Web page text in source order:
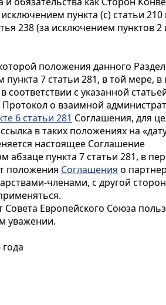
пункта (с) статьи
238 (за исключением пунктов 2
положения данного
пункта 7 статьи 281, в той
с указанной
Протокол о взаимной
6 статьи 281 Соглашения, для
в таких положениях на
настоящее Соглашение
абзаце пункта 7 статьи 281, в
положения Соглашения о
членами, с другой
Совета Европейского Союза
уважении.